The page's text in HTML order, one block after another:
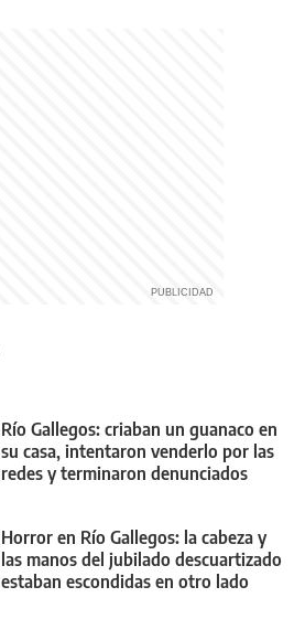
Río Gallegos: criaban un guanaco en
su casa, intentaron venderlo por las
redes y terminaron denunciados
Horror en Río Gallegos: la cabeza y
las manos del jubilado descuartizado
estaban escondidas en otro lado